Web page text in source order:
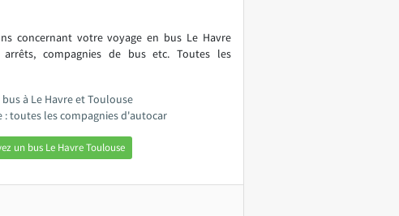
concernant votre voyage en bus Le Havre
arrêts, compagnies de bus etc. Toutes les
à Le Havre et Toulouse
: toutes les compagnies d'autocar
un bus Le Havre Toulouse